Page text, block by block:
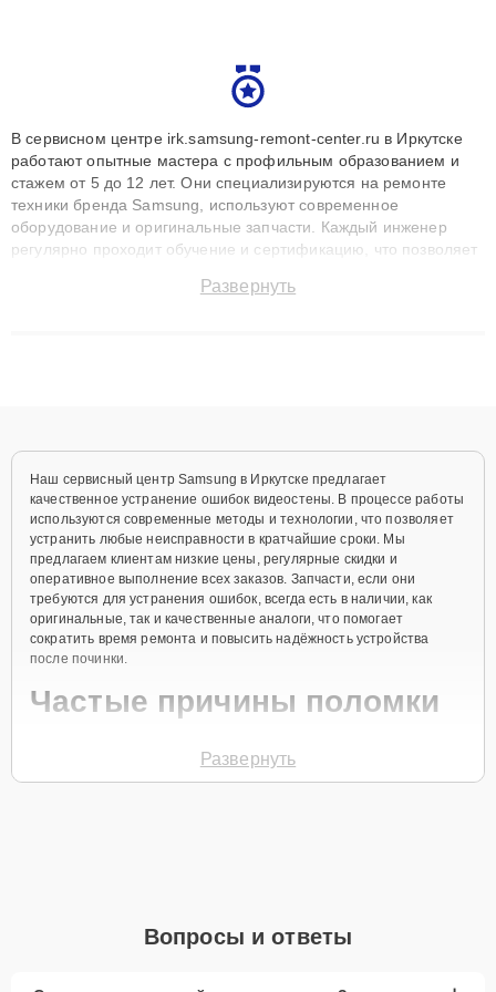
В сервисном центре irk.samsung-remont-center.ru в Иркутске
работают опытные мастера с профильным образованием и
стажем от 5 до 12 лет. Они специализируются на ремонте
техники бренда Samsung, используют современное
оборудование и оригинальные запчасти. Каждый инженер
регулярно проходит обучение и сертификацию, что позволяет
технику с сохранением гарантии до 3 лет. Наши мастера
Развернуть
Наш сервисный центр Samsung в Иркутске предлагает
качественное устранение ошибок видеостены. В процессе работы
используются современные методы и технологии, что позволяет
устранить любые неисправности в кратчайшие сроки. Мы
предлагаем клиентам низкие цены, регулярные скидки и
оперативное выполнение всех заказов. Запчасти, если они
требуются для устранения ошибок, всегда есть в наличии, как
оригинальные, так и качественные аналоги, что помогает
сократить время ремонта и повысить надёжность устройства
после починки.
Частые причины поломки
Программные сбои в системе управления.
Некорректные настройки контроллера.
по телефону +7 (395) 278-54-12 или оставьтеЗаявку на сайте
Наш специалист перезвонит вам в течение минуты для уточнения
Развернуть
Вопросы и ответы